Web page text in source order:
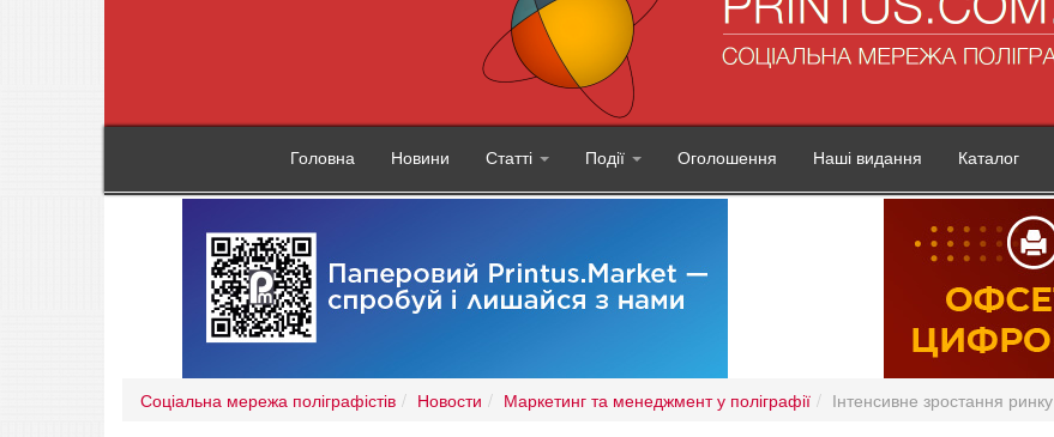
Головна Новини Статті Події Оголошення Наші видання Каталог
Соціальна мережа поліграфістів Новости Маркетинг та менеджмент у поліграфії Інтенсивне зростання